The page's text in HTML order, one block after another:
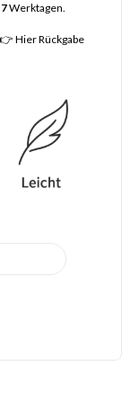
7Werktagen.
👉 Hier Rückgabe